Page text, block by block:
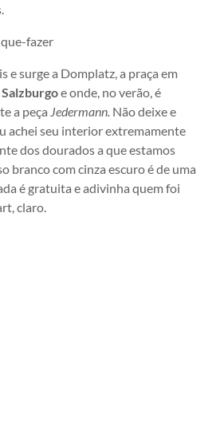
e surge a Domplatz, a praça em
e onde, no verão, é
a peça Jedermann. Não deixe e
achei seu interior extremamente
dos dourados a que estamos
branco com cinza escuro é de uma
é gratuita e adivinha quem foi
claro.